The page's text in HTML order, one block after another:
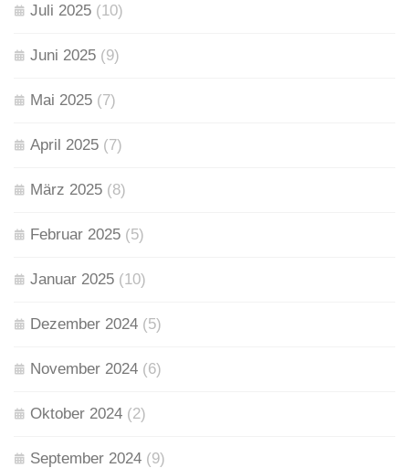
Juli 2025 (10)
Juni 2025 (9)
Mai 2025 (7)
April 2025 (7)
März 2025 (8)
Februar 2025 (5)
Januar 2025 (10)
Dezember 2024 (5)
November 2024 (6)
Oktober 2024 (2)
September 2024 (9)